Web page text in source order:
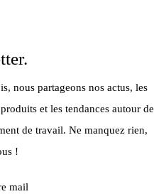
nous partageons nos actus, les
et les tendances autour de
de travail. Ne manquez rien,
!
mail